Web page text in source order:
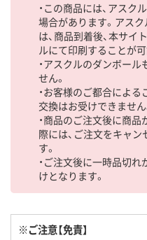
・この商品には、アス
場合があります。アス
は、商品到着後、本サ
ルにて印刷することが可
・アスクルのダンボー
せん。
・お客様のご都合による
交換はお受けできません
・商品のご注文後に商
際には、ご注文をキャ
す。
・ご注文後に一時品切
けとなります。
※ご注意【免責】